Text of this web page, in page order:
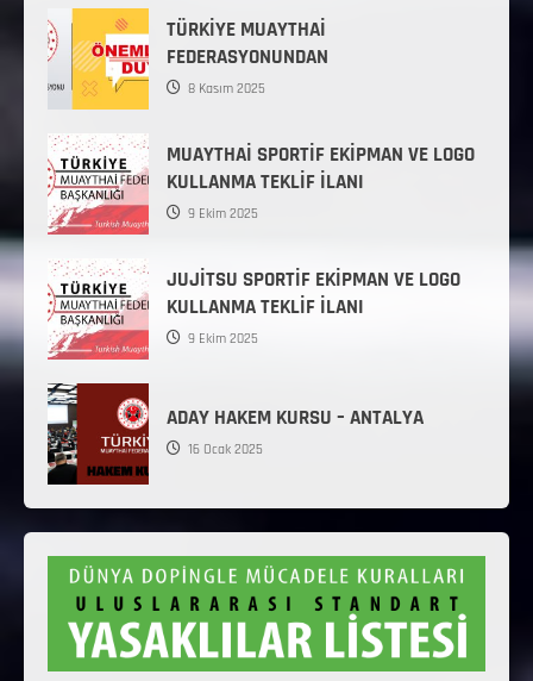
TÜRKİYE MUAYTHAİ
FEDERASYONUNDAN
8 Kasım 2025
MUAYTHAİ SPORTİF EKİPMAN VE LOGO
KULLANMA TEKLİF İLANI
9 Ekim 2025
JUJİTSU SPORTİF EKİPMAN VE LOGO
KULLANMA TEKLİF İLANI
9 Ekim 2025
ADAY HAKEM KURSU – ANTALYA
16 Ocak 2025